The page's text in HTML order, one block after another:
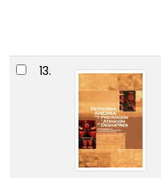
13.